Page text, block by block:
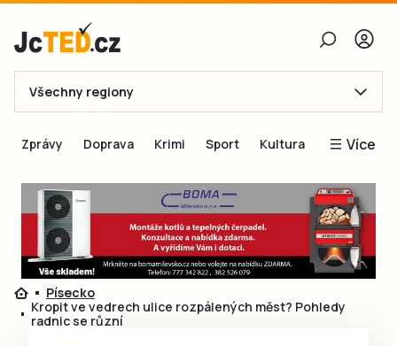
E-mail
Obnovit heslo
Přihlásit se
Všechny regiony
Zprávy Doprava Krimi Sport Kultura Více
Blogy
Inspirace
Čtenáři píší
Speciální přílohy
Písecko
Kropit ve vedrech ulice rozpálených měst? Pohledy
radnic se různí